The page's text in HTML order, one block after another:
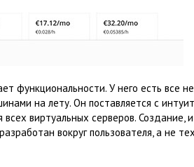
функциональности. У него есть все
на лету. Он поставляется с
виртуальных серверов. Создание,
вокруг пользователя, а не